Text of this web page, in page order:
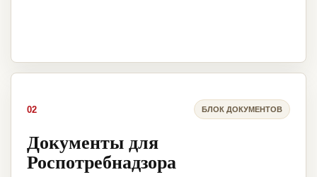
02 БЛОК ДОКУМЕНТОВ
Документы для
Роспотребнадзора